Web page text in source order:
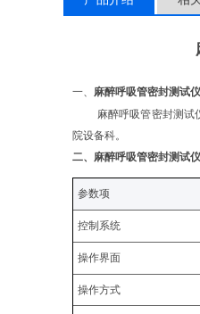
一、 麻醉呼吸管密封测试
麻醉呼吸管密封测试
院设备科。
二、 麻醉呼吸管密封测试仪
参数项
控制系统
操作界面
操作方式